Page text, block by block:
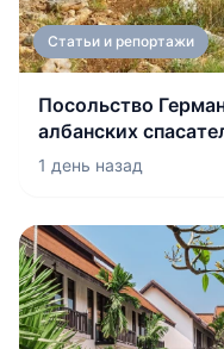
Статьи и репортажи
Посольство
албанских
граждан
1 день назад